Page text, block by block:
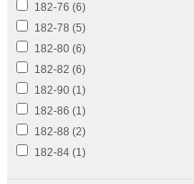
182-76 (6)
182-78 (5)
182-80 (6)
182-82 (6)
182-90 (1)
182-86 (1)
182-88 (2)
182-84 (1)